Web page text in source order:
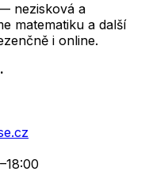
nezisková a
matematiku a další
i online.